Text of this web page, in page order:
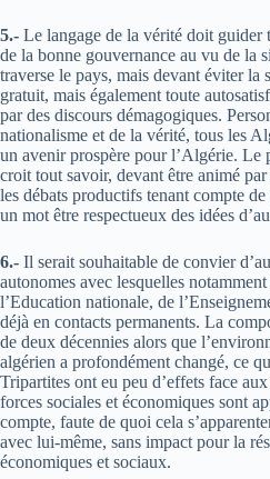
5.- Le langage de la vérité doit guider
de la bonne gouvernance au vu de la
traverse le pays, mais devant éviter la
gratuit, mais également toute
par des discours démagogiques.
nationalisme et de la vérité, tous les
un avenir prospère pour l’Algérie. Le
croit tout savoir, devant être animé
les débats productifs tenant compte
un mot être respectueux des idées
6.- Il serait souhaitable de convier
autonomes avec lesquelles
l’Education nationale, de
déjà en contacts permanents. La
de deux décennies alors que
algérien a profondément changé, ce
Tripartites ont eu peu d’effets face
forces sociales et économiques sont
compte, faute de quoi cela
avec lui-même, sans impact pour la
économiques et sociaux.